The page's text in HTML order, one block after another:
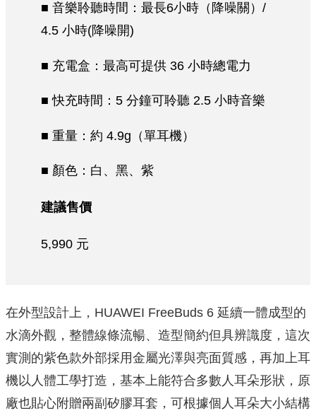
■ 音樂聆聽時間：最長6小時（降噪關）/
4.5 小時(降噪開)
■ 充電盒：最高可提供 36 小時總電力
■ 快充時間：5 分鐘可聆聽 2.5 小時音樂
■ 重量：約 4.9g（單耳機）
■ 顏色：白、黑、紫
建議售價
5,990 元
在外型設計上，HUAWEI FreeBuds 6 延續一體成型的
水滴外觀，整體線條流暢、造型簡約但具辨識度，這次
實測的紫色款外部採用金屬光澤與亮面質感，再加上耳
機以人體工學打造，基本上能符合多數人耳朵形狀，原
廠也貼心附贈兩副矽膠耳套，可根據個人耳朵大小結構